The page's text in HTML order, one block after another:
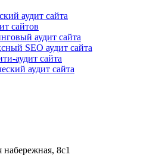
аудит сайта
сайтов
аудит сайта
SEO аудит сайта
аудит сайта
аудит сайта
8с1